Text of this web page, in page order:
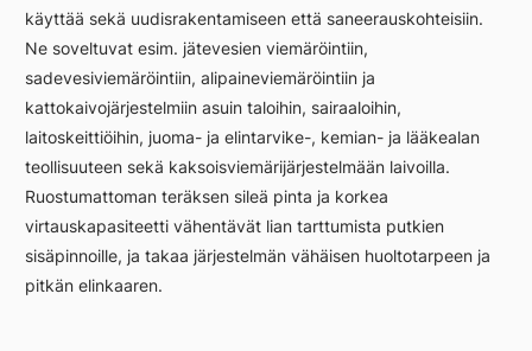
käyttää sekä uudisrakentamiseen että saneerauskohteisiin.
Ne soveltuvat esim. jätevesien viemäröintiin,
sadevesiviemäröintiin, alipaineviemäröintiin ja
kattokaivojärjestelmiin asuin taloihin, sairaaloihin,
laitoskeittiöihin, juoma- ja elintarvike-, kemian- ja lääkealan
teollisuuteen sekä kaksoisviemärijärjestelmään laivoilla.
Ruostumattoman teräksen sileä pinta ja korkea
virtauskapasiteetti vähentävät lian tarttumista putkien
sisäpinnoille, ja takaa järjestelmän vähäisen huoltotarpeen ja
pitkän elinkaaren.